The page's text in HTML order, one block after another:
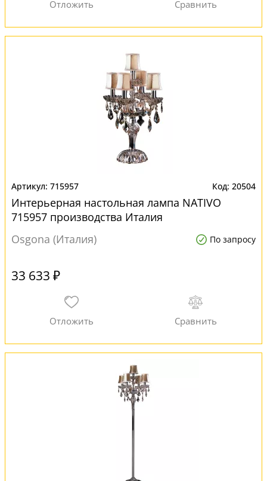
715957 20504
Интерьерная настольная лампа NATIVO
715957 производства Италия
Osgona (Италия)
По запросу
33 633 ₽